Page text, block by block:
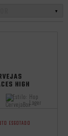
HIGH
Estilo: Hop
Lager
ESGOTADO